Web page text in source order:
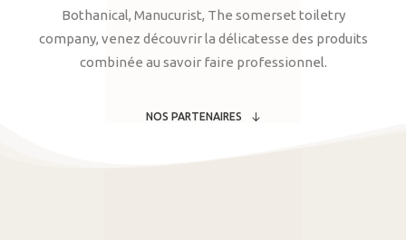
Bothanical, Manucurist, The somerset toiletry
company, venez découvrir la délicatesse des produits
combinée au savoir faire professionnel.
NOS PARTENAIRES